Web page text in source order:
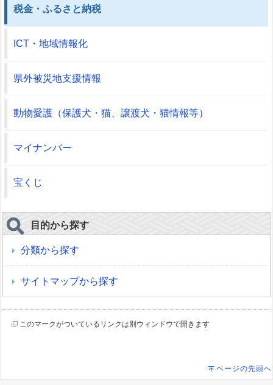
税金・ふるさと納税
ICT・地域情報化
県外被災地支援情報
動物愛護（保護犬・猫、譲渡犬・猫情報等）
マイナンバー
宝くじ
目的から探す
分類から探す
サイトマップから探す
このマークがついているリンクは別ウィンドウで開きます
ページの先頭へ